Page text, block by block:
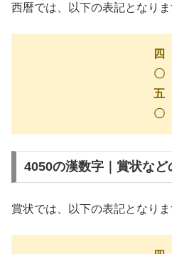
西暦では、以下の表記となりま
四
〇
五
〇
4050の漢数字｜賞状など
賞状では、以下の表記となりま